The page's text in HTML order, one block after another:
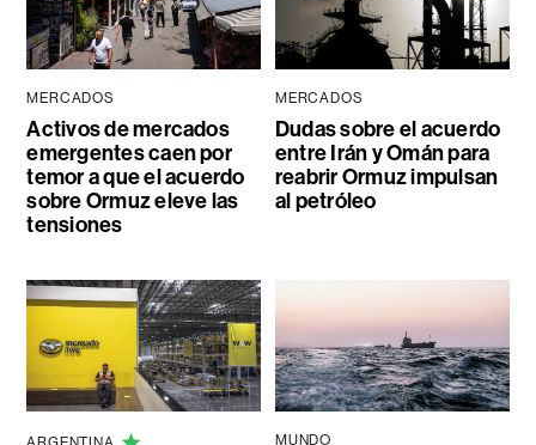
MERCADOS
Activos de mercados
emergentes caen por
temor a que el acuerdo
sobre Ormuz eleve las
tensiones
MERCADOS
Dudas sobre el acuerdo
entre Irán y Omán para
reabrir Ormuz impulsan
al petróleo
MUNDO